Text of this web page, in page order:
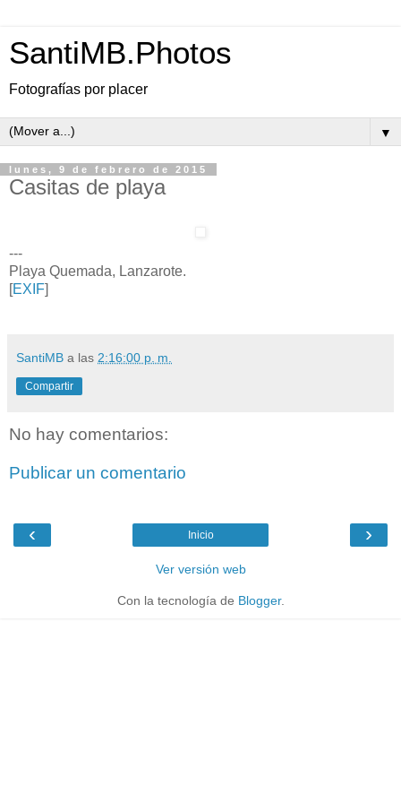
SantiMB.Photos
Fotografías por placer
▼
lunes, 9 de febrero de 2015
Casitas de playa
---
Playa Quemada, Lanzarote.
[EXIF]
SantiMB a las 2:16:00 p. m.
Compartir
No hay comentarios:
Publicar un comentario
‹ ›
Inicio
Ver versión web
Con la tecnología de Blogger.